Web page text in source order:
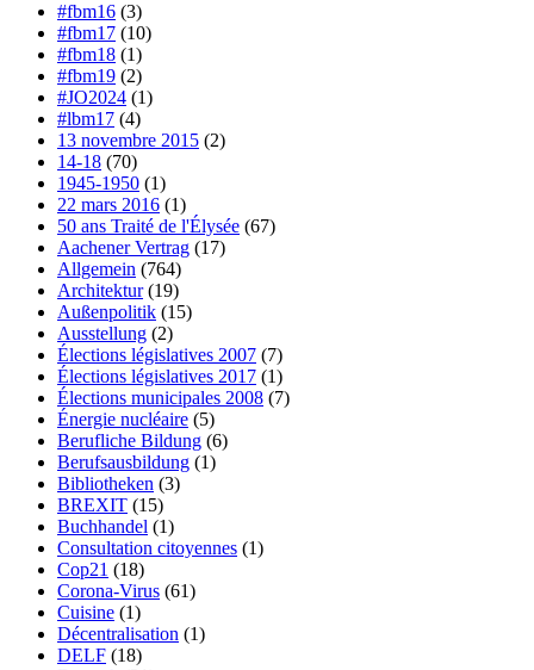
#fbm16 (3)
#fbm17 (10)
#fbm18 (1)
#fbm19 (2)
#JO2024 (1)
#lbm17 (4)
13 novembre 2015 (2)
14-18 (70)
1945-1950 (1)
22 mars 2016 (1)
50 ans Traité de l'Élysée (67)
Aachener Vertrag (17)
Allgemein (764)
Architektur(19)
Außenpolitik (15)
Ausstellung (2)
Élections législatives 2007 (7)
Élections législatives 2017 (1)
Élections municipales 2008 (7)
Énergie nucléaire (5)
Berufliche Bildung (6)
Berufsausbildung (1)
Bibliotheken (3)
BREXIT (15)
Buchhandel (1)
Consultation citoyennes (1)
Cop21 (18)
Corona-Virus (61)
Cuisine (1)
Décentralisation (1)
DELF (18)